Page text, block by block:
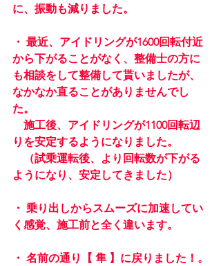
に、振動も減りました。
・ 最近、アイドリングが1600回転付近
から下がることがなく、整備士の方に
も相談をして整備して貰いましたが、
なかなか直ることがありませんでし
た。
施工後、アイドリングが1100回転辺
りを安定するようになりました。
（試乗運転後、より回転数が下がる
ようになり、安定してきました）
・ 乗り出しからスムーズに加速してい
く感覚、施工前と全く違います。
・ 名前の通り【 隼 】に戻りました！。